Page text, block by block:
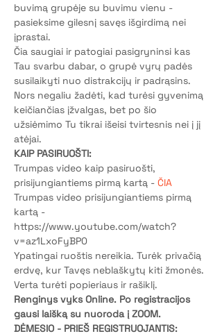
buvimą grupėje su buvimu vienu -
pasieksime gilesnį savęs išgirdimą nei
įprastai.
Čia saugiai ir patogiai pasigryninsi kas
Tau svarbu dabar, o grupė vyrų padės
susilaikyti nuo distrakcijų ir padrąsins.
Nors negaliu žadėti, kad turėsi gyvenimą
keičiančias įžvalgas, bet po šio
užsiėmimo Tu tikrai išeisi tvirtesnis nei į jį
atėjai.
KAIP PASIRUOŠTI:
Trumpas video kaip pasiruošti,
prisijungiantiems pirmą kartą - ČIA
Trumpas video prisijungiantiems pirmą
kartą -
https://www.youtube.com/watch?
v=az1LxoFyBP0
Ypatingai ruoštis nereikia. Turėk privačią
erdvę, kur Tavęs neblaškytų kiti žmonės.
Verta turėti popieriaus ir rašiklį.
Renginys vyks Online. Po registracijos
gausi laišką su nuoroda į ZOOM.
DĖMESIO - PRIEŠ REGISTRUOJANTIS: